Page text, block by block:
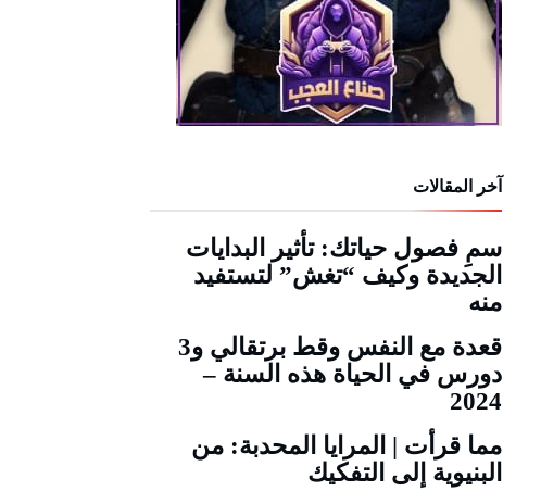
آخر المقالات
سمِ فصول حياتك: تأثير البدايات
الجديدة وكيف “تغش” لتستفيد
منه
قعدة مع النفس وقط برتقالي و3
دورس في الحياة هذه السنة –
2024
مما قرأت | المرايا المحدبة: من
البنيوية إلى التفكيك